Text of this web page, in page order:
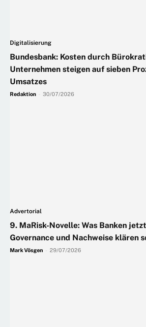
Digitalisierung
Bundesbank: Kosten durch
Unternehmen steigen auf sieben
Umsatzes
Redaktion 30/07/2026
Advertorial
9. MaRisk-Novelle: Was Banken
Governance und Nachweise klären
Mark Vösgen 29/07/2026